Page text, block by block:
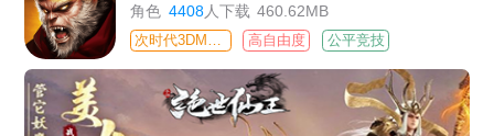
角色 4408人下载 460.62MB
高自由度 公平竞技